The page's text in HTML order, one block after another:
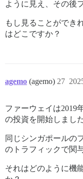
ように見え、その後
もし見ることができ
はどこですか？
agemo (agemo) 27
ファーウェイは2019
の投資を開始しました
同じシンガポールの
のトラフィックで関
それはどのように機